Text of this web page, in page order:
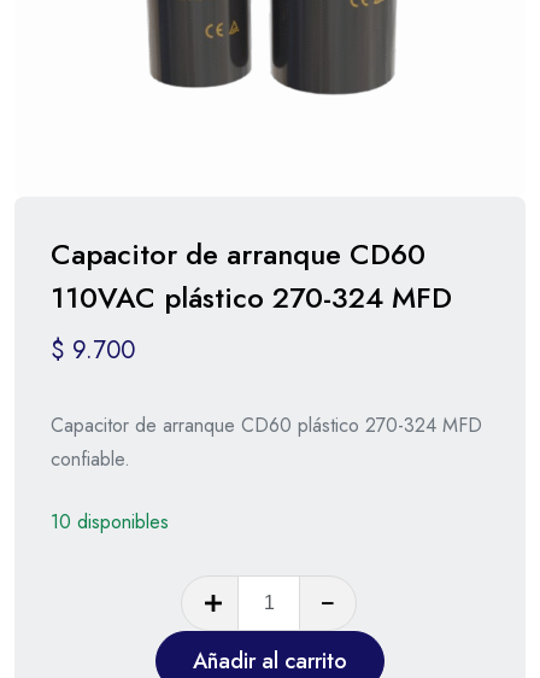
Capacitor de arranque CD60
110VAC plástico 270-324 MFD
$ 9.700
Capacitor de arranque CD60 plástico 270-324 MFD
confiable.
10 disponibles
Añadir al carrito